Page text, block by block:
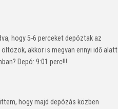
hogy 5-6 perceket depóztak az
akkor is megvan ennyi idő alatt
Depó: 9:01 perc!!!
hogy majd depózás közben